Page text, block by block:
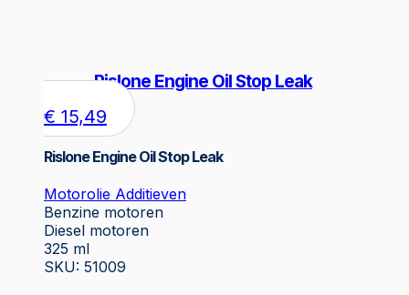
Rislone Engine Oil Stop Leak
€ 15,49
Rislone Engine Oil Stop Leak
Motorolie Additieven
Benzine motoren
Diesel motoren
325 ml
SKU: 51009